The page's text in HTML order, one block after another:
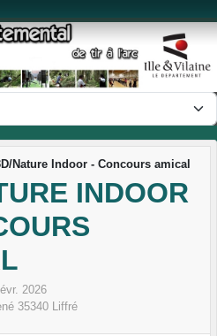
Nature Indoor - Concours amical
INDOOR
2026
35340 Liffré